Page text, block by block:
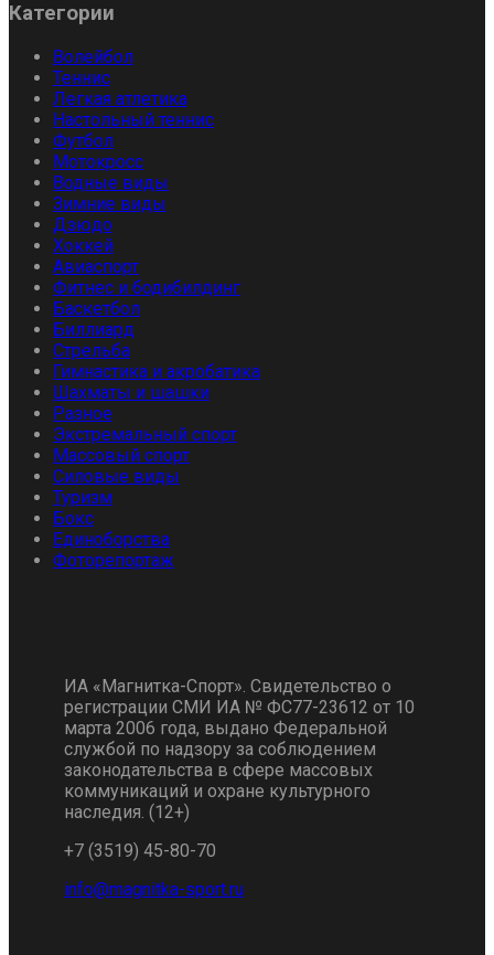
Категории
Волейбол
Теннис
Легкая атлетика
Настольный теннис
Футбол
Мотокросс
Водные виды
Зимние виды
Дзюдо
Хоккей
Авиаспорт
Фитнес и бодибилдинг
Баскетбол
Биллиард
Стрельба
Гимнастика и акробатика
Шахматы и шашки
Разное
Экстремальный спорт
Массовый спорт
Силовые виды
Туризм
Бокс
Единоборства
Фоторепортаж
ИА «Магнитка-Спорт». Свидетельство о
регистрации СМИ ИА № ФС77-23612 от 10
марта 2006 года, выдано Федеральной
службой по надзору за соблюдением
законодательства в сфере массовых
коммуникаций и охране культурного
наследия. (12+)
+7 (3519) 45-80-70